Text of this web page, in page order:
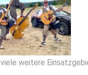
viele weitere